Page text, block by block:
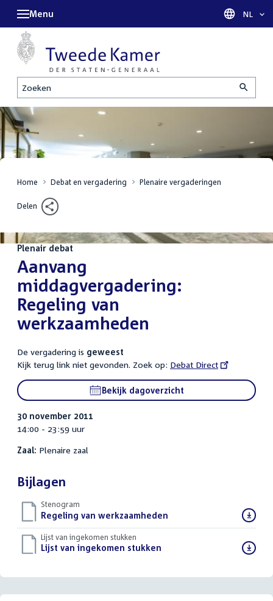
Zoeken
Menu Taal
NL
Home Debat en vergadering Plenaire vergaderingen
Delen
Plenair debat
Aanvang
middagvergadering:
Regeling van
werkzaamheden
De vergadering is geweest
Kijk terug link niet gevonden. Zoek op: External
link:
Debat Direct
Bekijk dagoverzicht
30 november 2011
14:00 - 23:59 uur
Zaal: Plenaire zaal
Bijlagen
Stenogram
Download
bestand:
Regeling van werkzaamheden
Lijst van ingekomen stukken
Download
Lijst van ingekomen stukken